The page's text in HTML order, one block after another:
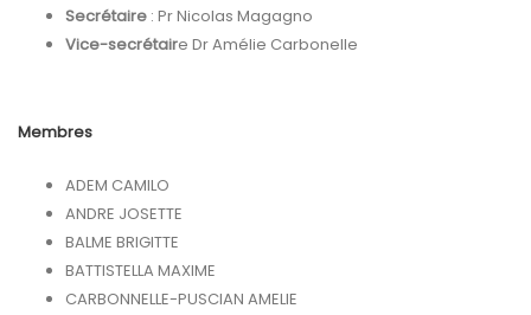
Secrétaire : Pr Nicolas Magagno
Vice-secrétaire Dr Amélie Carbonelle
Membres
ADEM CAMILO
ANDRE JOSETTE
BALME BRIGITTE
BATTISTELLA MAXIME
CARBONNELLE-PUSCIAN AMELIE